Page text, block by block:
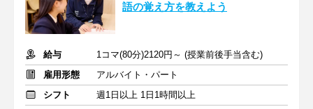
語の覚え方を教えよう
給与
1コマ(80分)2120円～ (授業前後手当含む)
雇用形態
アルバイト・パート
シフト
週1日以上 1日1時間以上